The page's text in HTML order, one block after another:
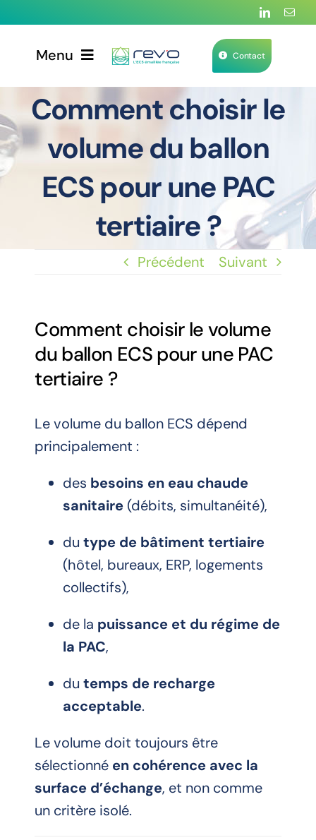
contenuMenu
Produits
Services
Applications & solutions
Notre histoire
Contact
Comment choisir le
volume du ballon
ECS pour une PAC
tertiaire ?
Précédent Suivant
Comment choisir le volume
du ballon ECS pour une PAC
tertiaire ?
Le volume du ballon ECS dépend
principalement :
des besoins en eau chaude
sanitaire (débits, simultanéité),
dutype de bâtiment tertiaire
(hôtel, bureaux, ERP, logements
collectifs),
de la puissance et du régime de
la PAC,
dutemps de recharge
acceptable.
Le volume doit toujours être
sélectionné en cohérence avec la
surface d’échange, et non comme
un critère isolé.